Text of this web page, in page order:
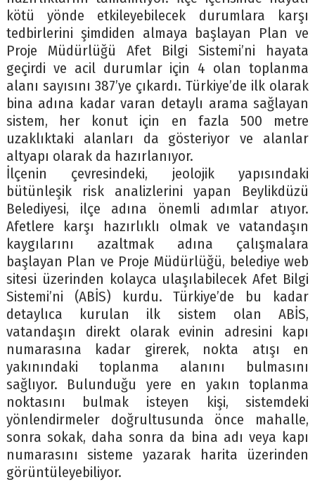
kötü yönde etkileyebilecek durumlara karşı
tedbirlerini şimdiden almaya başlayan Plan ve
Proje Müdürlüğü Afet Bilgi Sistemi’ni hayata
geçirdi ve acil durumlar için 4 olan toplanma
alanı sayısını 387’ye çıkardı. Türkiye’de ilk olarak
bina adına kadar varan detaylı arama sağlayan
sistem, her konut için en fazla 500 metre
uzaklıktaki alanları da gösteriyor ve alanlar
altyapı olarak da hazırlanıyor.
İlçenin çevresindeki, jeolojik yapısındaki
bütünleşik risk analizlerini yapan Beylikdüzü
Belediyesi, ilçe adına önemli adımlar atıyor.
Afetlere karşı hazırlıklı olmak ve vatandaşın
kaygılarını azaltmak adına çalışmalara
başlayan Plan ve Proje Müdürlüğü, belediye web
sitesi üzerinden kolayca ulaşılabilecek Afet Bilgi
Sistemi’ni (ABİS) kurdu. Türkiye’de bu kadar
detaylıca kurulan ilk sistem olan ABİS,
vatandaşın direkt olarak evinin adresini kapı
numarasına kadar girerek, nokta atışı en
yakınındaki toplanma alanını bulmasını
sağlıyor. Bulunduğu yere en yakın toplanma
noktasını bulmak isteyen kişi, sistemdeki
yönlendirmeler doğrultusunda önce mahalle,
sonra sokak, daha sonra da bina adı veya kapı
numarasını sisteme yazarak harita üzerinden
görüntüleyebiliyor.